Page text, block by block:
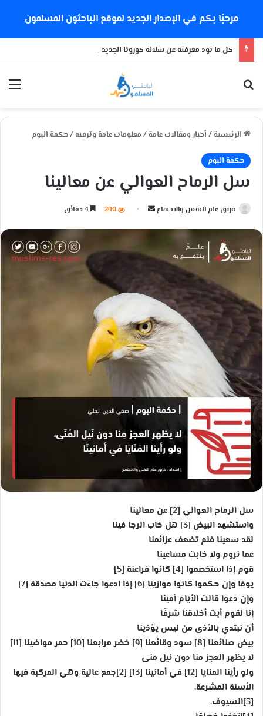
مرحبًا بكم في الإصدار الجديد لموقع الباحثون المسلمون
كل ما تود معرفته عن سلالة كورونا الجديدة
الرئيسية / أخبار ومقالات عامة / معلومات عامة وترفيه /حكمة اليوم
حكمة اليوم
سل الرماح العوالي عن معالينا
فريق علم النفس والاجتماع
ل
ي
ا
إ
ل
ك
ت
ر
و
ي
ا
290
سل الرماح العوالي [2] عن معالينا
واستشهد البيض [3] هل خاب الرجا فينا
لقد سعينا فلم تضعف عزائمنا
عما نروم ولا خابت مساعينا
قوم إذا استخصموا [4] كانوا فراعنة [5]
يومًا وإن حكموا كانوا موازينا [6] إذا ادعوا جاءت الدنيا مصدقة [7]
وإن دعوا قالت الأيام آمينا
إنا لقوم أبت أخلاقنا شرفًا
أن نبتدي بالأذى من ليس يؤذينا
بيض صنائعنا [8] سود وقائعنا [9] خضر مرابعنا [10] حمر مواضينا [11]
لا يظهر العجز منا دون نيل منى
ولو رأينا المنايا [12] في أمانينا [13] [2]جمع عالية وهي المركبة فيها
الأسنة المشرعة.
[3]السيوف.